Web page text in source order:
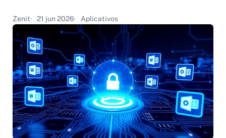
Zenit 21 jun 2026 Aplicativos